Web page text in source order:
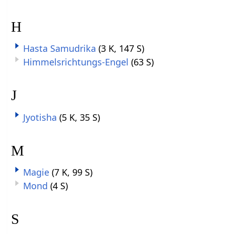
H
Hasta Samudrika (3 K, 147 S)
Himmelsrichtungs-Engel (63 S)
J
Jyotisha (5 K, 35 S)
M
Magie (7 K, 99 S)
Mond (4 S)
S